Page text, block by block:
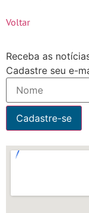
Voltar
Receba as
Cadastre seu e-